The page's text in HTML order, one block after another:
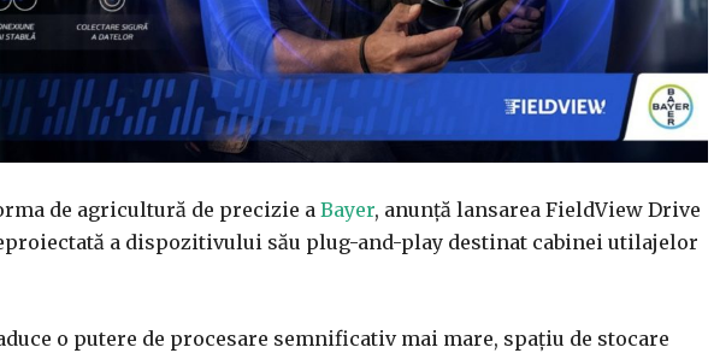
de agricultură de precizie a Bayer, anunță lansarea FieldView Drive
a dispozitivului său plug-and-play destinat cabinei utilajelor
o putere de procesare semnificativ mai mare, spațiu de stocare